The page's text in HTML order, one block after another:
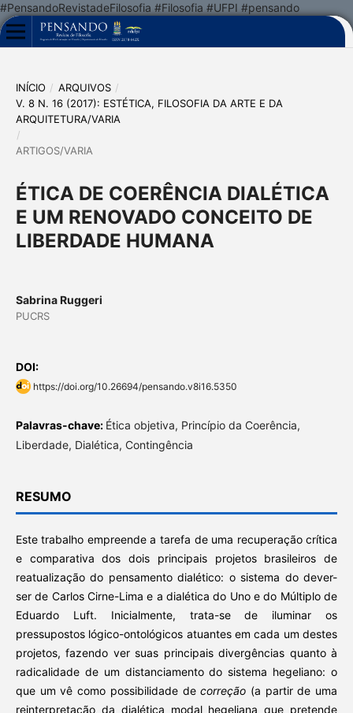
#PensandoRevistadeFilosofia #Filosofia #UFPI #pensando
INÍCIO / ARQUIVOS /
V. 8 N. 16 (2017): ESTÉTICA, FILOSOFIA DA ARTE E DA
ARQUITETURA/VARIA
/
ARTIGOS/VARIA
ÉTICA DE COERÊNCIA DIALÉTICA
E UM RENOVADO CONCEITO DE
LIBERDADE HUMANA
Sabrina Ruggeri
PUCRS
DOI:
https://doi.org/10.26694/pensando.v8i16.5350
Palavras-chave: Ética objetiva, Princípio da Coerência,
Liberdade, Dialética, Contingência
RESUMO
Este trabalho empreende a tarefa de uma recuperação crítica
e comparativa dos dois principais projetos brasileiros de
reatualização do pensamento dialético: o sistema do dever-
ser de Carlos Cirne-Lima e a dialética do Uno e do Múltiplo de
Eduardo Luft. Inicialmente, trata-se de iluminar os
pressupostos lógico-ontológicos atuantes em cada um destes
projetos, fazendo ver suas principais divergências quanto à
radicalidade de um distanciamento do sistema hegeliano: o
que um vê como possibilidade decorreção (a partir de uma
reinterpretação da dialética modal hegeliana que pretende